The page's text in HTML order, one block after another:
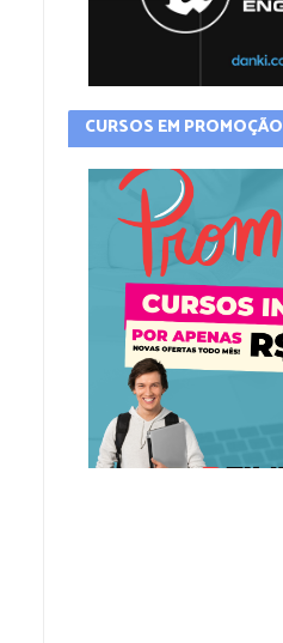
CURSOS EM PROMOÇÃO